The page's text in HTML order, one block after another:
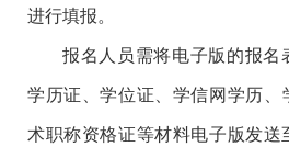
进行填报。
报名人员需将电子版的报名
学历证、学位证、学信网学历
术职称资格证等材料电子版发送